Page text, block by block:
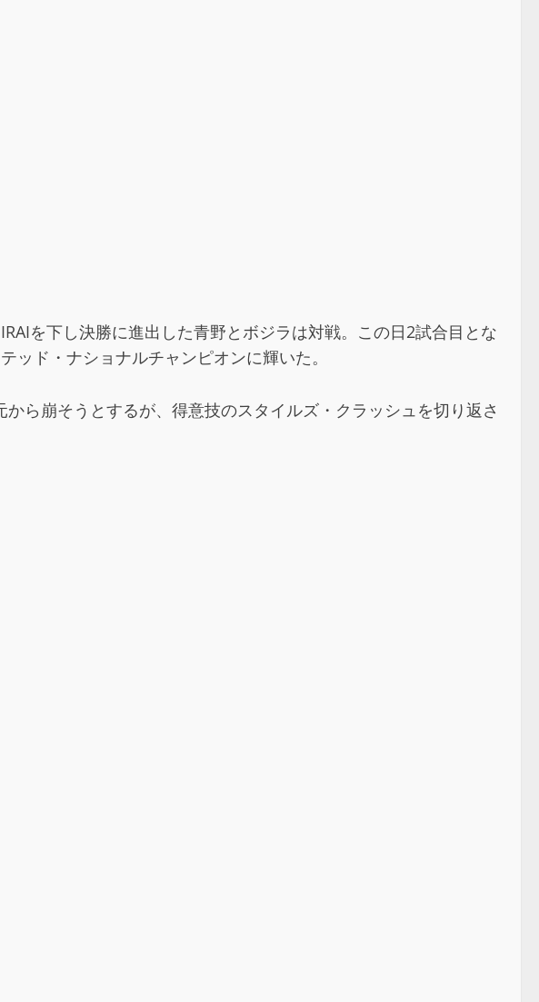
を下し決勝に進出した青野とボジラは対戦。この日2試合目とな
ド・ナショナルチャンピオンに輝いた。
ら崩そうとするが、得意技のスタイルズ・クラッシュを切り返さ